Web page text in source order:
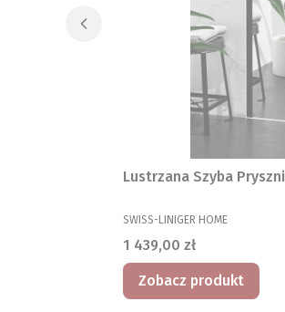
Lustrzana Szyba
PRODUCENT
SWISS-LINIGER HOME
Cena
1 439,00 zł
Zobacz produkt